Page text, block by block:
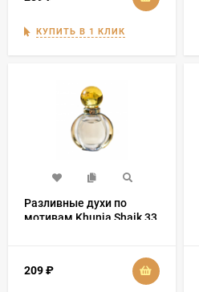
КУПИТЬ В 1 КЛИК
Разливные духи по
мотивам Khunja Shaik 33
209₽